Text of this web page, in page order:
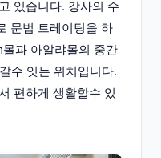
있습니다. 강사의 수
문법 트레이팅을 하
과 아알랴몰의 중간
수 잇는 위치입니다.
편하게 생활할수 있